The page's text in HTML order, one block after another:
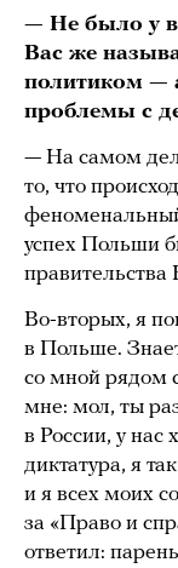
— Не было у
Вас же
политиком —
проблемы с
— На самом
то, что
успех Польши
правительства
Во-вторых, я
в Польше.
со мной рядом
мне: мол, ты
в России, у нас
диктатура, я
и я всех моих
за «Право и
ответил: